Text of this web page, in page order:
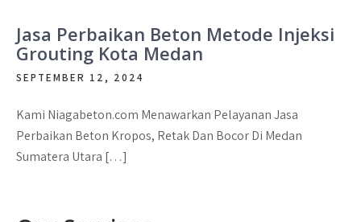
Jasa Perbaikan Beton Metode Injeksi
Grouting Kota Medan
SEPTEMBER 12, 2024
Kami Niagabeton.com Menawarkan Pelayanan Jasa
Perbaikan Beton Kropos, Retak Dan Bocor Di Medan
Sumatera Utara […]